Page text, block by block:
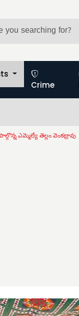
Crime
ఎమ్మెల్యే తెల్లం వెంకట్రావు